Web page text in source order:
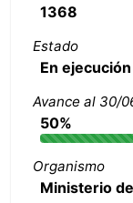
1368
Estado
En ejecución
Avance al 30/
50%
Organismo
Ministerio